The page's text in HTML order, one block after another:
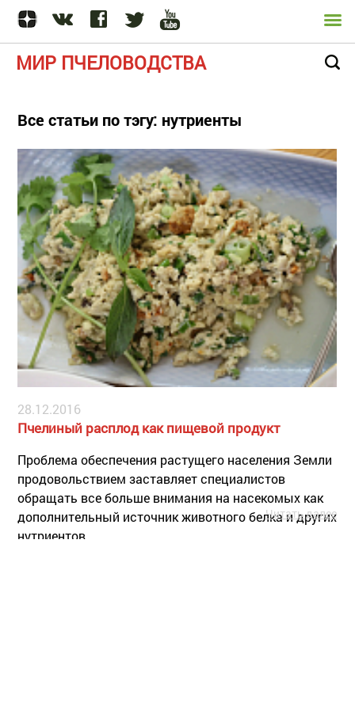
МИР ПЧЕЛОВОДСТВА
Все статьи по тэгу: нутриенты
28.12.2016
Пчелиный расплод как пищевой продукт
Проблема обеспечения растущего населения Земли
продовольствием заставляет специалистов
обращать все больше внимания на насекомых как
дополнительный источник животного белка и других
нутриентов.
Читать далее